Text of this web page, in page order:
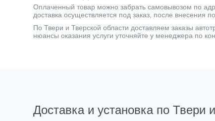
Оплаченный товар можно забрать самовывозом по
доставка осуществляется под заказ, после внесения
По Твери и Тверской области доставляем заказы
нюансы оказания услуги уточняйте у менеджера по
Доставка и установка по Твери